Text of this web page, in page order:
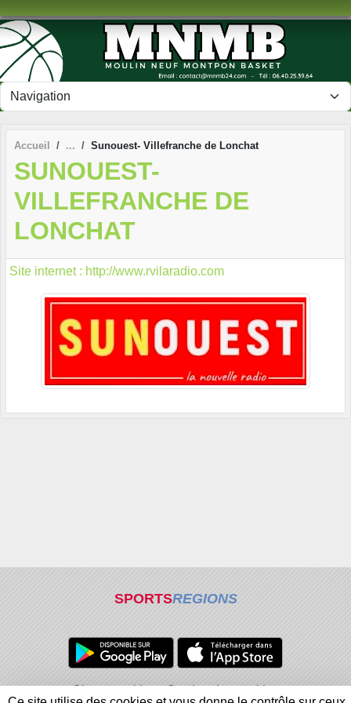
Accueil Sunouest- Villefranche de Lonchat
SUNOUEST-
VILLEFRANCHE DE
LONCHAT
Site internet : http://www.rvilaradio.com
SPORTSREGIONS
Charte cookies
Gestion des cookies